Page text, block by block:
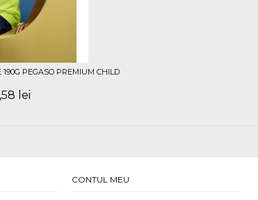
PEGASO PREMIUM CHILD
lei
CONTUL MEU